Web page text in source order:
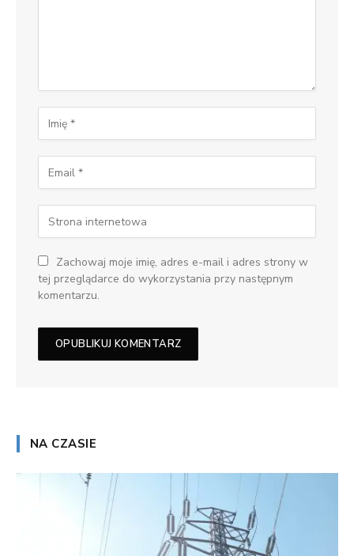
Zachowaj moje imię, adres e-mail i adres strony w
tej przeglądarce do wykorzystania przy następnym
komentarzu.
NA CZASIE